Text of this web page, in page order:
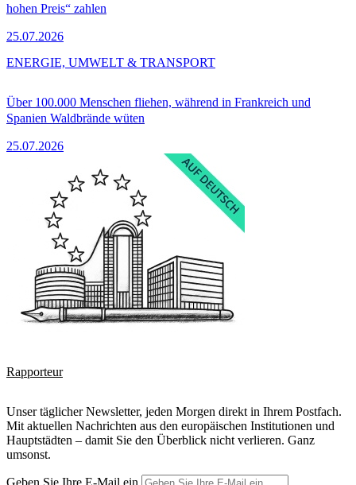
hohen Preis“ zahlen
25.07.2026
Über 100.000 Menschen fliehen, während in Frankreich und
Spanien Waldbrände wüten
25.07.2026
ENERGIE, UMWELT & TRANSPORT
Rapporteur
Unser täglicher Newsletter, jeden Morgen direkt in Ihrem Postfach.
Mit aktuellen Nachrichten aus den europäischen Institutionen und
Hauptstädten – damit Sie den Überblick nicht verlieren. Ganz
umsonst.
Geben Sie Ihre E-Mail ein